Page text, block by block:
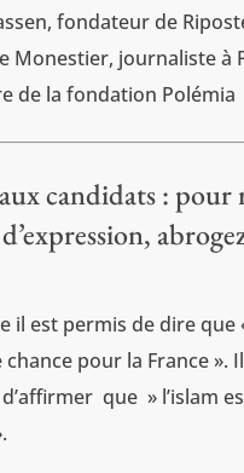
fondateur de
Monestier, journaliste à
de la fondation Polémia
candidats : pour
il est permis de dire que
pour la France ».
que » l’islam